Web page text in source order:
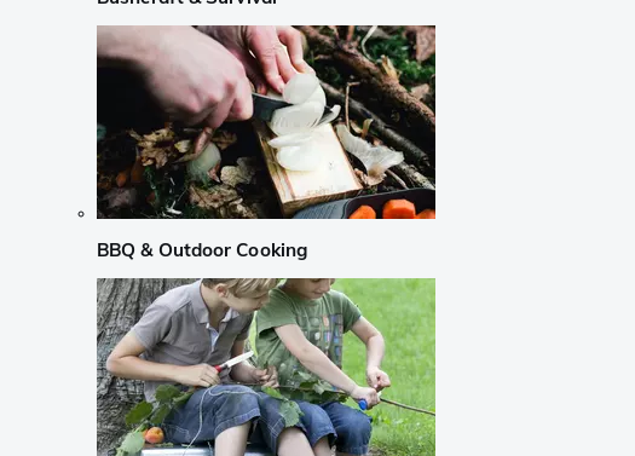
BBQ & Outdoor Cooking